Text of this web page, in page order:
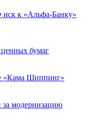
иск к «Альфа-Банку»
бумаг
«Кама Шиппинг»
модернизацию